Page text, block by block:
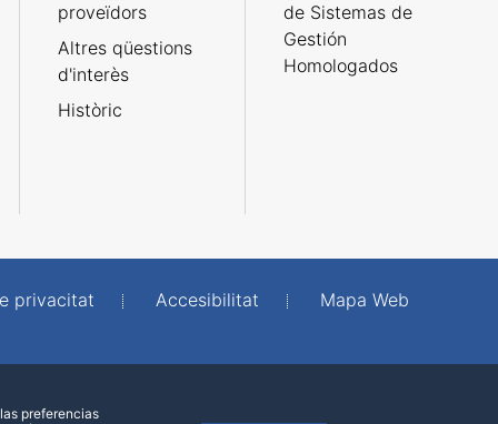
proveïdors
Altres qüestions
d'interès
Històric
de Sistemas de
Gestión
Homologados
privacitat Accesibilitat
Mapa Web
preferencias